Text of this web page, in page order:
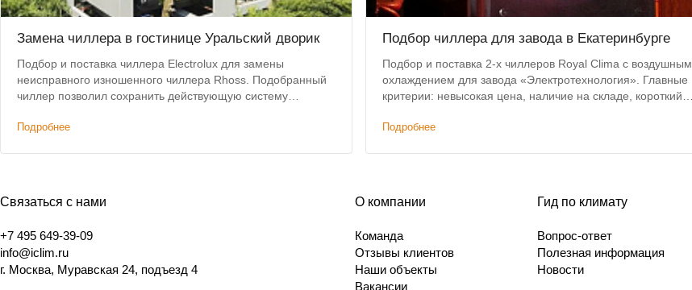
Замена чиллера в гостинице Уральский дворик
Подбор и поставка чиллера Electrolux для замены
неисправного изношенного чиллера Rhoss. Подобранный
чиллер позволил сохранить действующую систему
Подробнее
Подбор чиллера для завода в Екатеринбурге
Подбор и поставка 2-х чиллеров Royal Clima с воздушным
охлаждением для завода «Электротехнология». Главные
критерии: невысокая цена, наличие на складе, короткий
Подробнее
Связаться с нами
+7 495 649-39-09
info@iclim.ru
г. Москва, Муравская 24, подъезд 4
О компании
Команда
Отзывы клиентов
Наши объекты
Вакансии
Гид по климату
Вопрос-ответ
Полезная информация
Новости